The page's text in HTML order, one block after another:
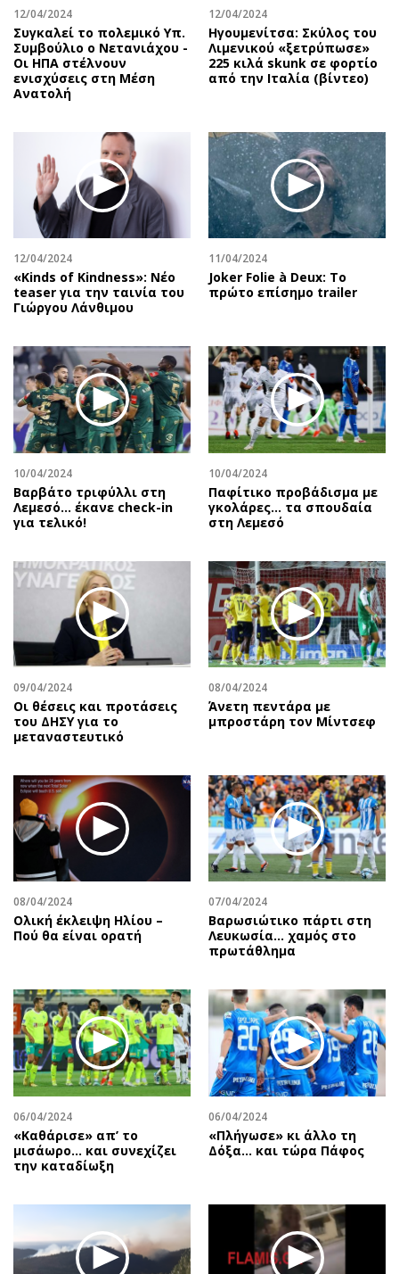
12/04/2024
Συγκαλεί το πολεμικό Υπ.
Συμβούλιο ο Νετανιάχου -
Οι ΗΠΑ στέλνουν
ενισχύσεις στη Μέση
Ανατολή
12/04/2024
Ηγουμενίτσα: Σκύλος του
Λιμενικού «ξετρύπωσε»
225 κιλά skunk σε φορτίο
από την Ιταλία (βίντεο)
12/04/2024
«Kinds of Kindness»: Νέο
teaser για την ταινία του
Γιώργου Λάνθιμου
11/04/2024
Joker Folie à Deux: Το
πρώτο επίσημο trailer
10/04/2024
Βαρβάτο τριφύλλι στη
Λεμεσό… έκανε check-in
για τελικό!
10/04/2024
Παφίτικο προβάδισμα με
γκολάρες… τα σπουδαία
στη Λεμεσό
09/04/2024
Οι θέσεις και προτάσεις
του ΔΗΣΥ για το
μεταναστευτικό
08/04/2024
Άνετη πεντάρα με
μπροστάρη τον Μίντσεφ
08/04/2024
Ολική έκλειψη Ηλίου –
Πού θα είναι ορατή
07/04/2024
Βαρωσιώτικο πάρτι στη
Λευκωσία… χαμός στο
πρωτάθλημα
06/04/2024
«Καθάρισε» απ’ το
μισάωρο… και συνεχίζει
την καταδίωξη
06/04/2024
«Πλήγωσε» κι άλλο τη
Δόξα… και τώρα Πάφος